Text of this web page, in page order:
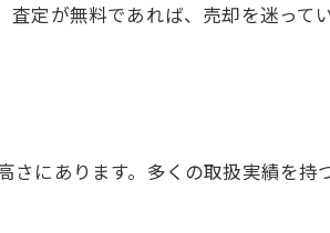
ミング
定が無料であれば、売却を迷って
にあります。多くの取扱実績を持